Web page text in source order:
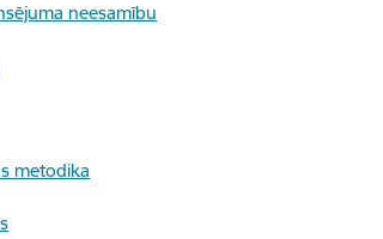
neesamību
metodika